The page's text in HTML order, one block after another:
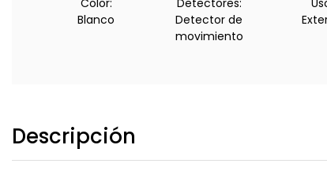
Color:
Blanco
Detectores:
Detector de
movimiento
Descripción